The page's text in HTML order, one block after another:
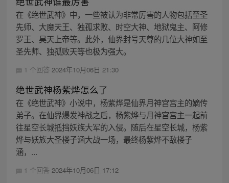
在《绝世武神》中，一些被认为非常厉害的人物包括至圣
先师、大魔天王、独孤求败、时空大神、地狱鬼主、阿修
罗王、昊天上帝等。此外，仙界封号天尊的几位大神如至
圣先师、独孤败天等也极为强大。
1 个回答 2024年10月06日 21:30
绝世武神杨紫烨怎么了
在《绝世武神》小说中，杨紫烨是仙界月神宫宫主的嫡传
弟子。在仙界爆发神战之后，杨紫烨与月神宫宫主一起前
往星空长城抵挡妖族大军的入侵。随后在星空长城，杨紫
烨与妖族大圣楼子涵大战一场，最终杨紫烨不敌楼子
涵，...
1 个回答 2024年10月06日 17:12